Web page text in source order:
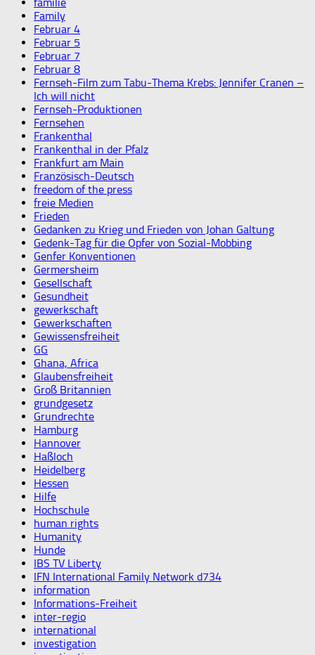
Family
Februar 4
Februar 5
Februar 7
Februar 8
Fernseh-Film zum Tabu-Thema Krebs: Jennifer Cranen –
Ich will nicht
Fernseh-Produktionen
Fernsehen
Frankenthal
Frankenthal in der Pfalz
Frankfurt am Main
Französisch-Deutsch
freedom of the press
freie Medien
Frieden
Gedanken zu Krieg und Frieden von Johan Galtung
Gedenk-Tag für die Opfer von Sozial-Mobbing
Genfer Konventionen
Germersheim
Gesellschaft
Gesundheit
gewerkschaft
Gewerkschaften
Gewissensfreiheit
GG
Ghana, Africa
Glaubensfreiheit
Groß Britannien
grundgesetz
Grundrechte
Hamburg
Hannover
Haßloch
Heidelberg
Hessen
Hilfe
Hochschule
human rights
Humanity
Hunde
IBS TV Liberty
IFN International Family Network d734
information
Informations-Freiheit
inter-regio
international
investigation